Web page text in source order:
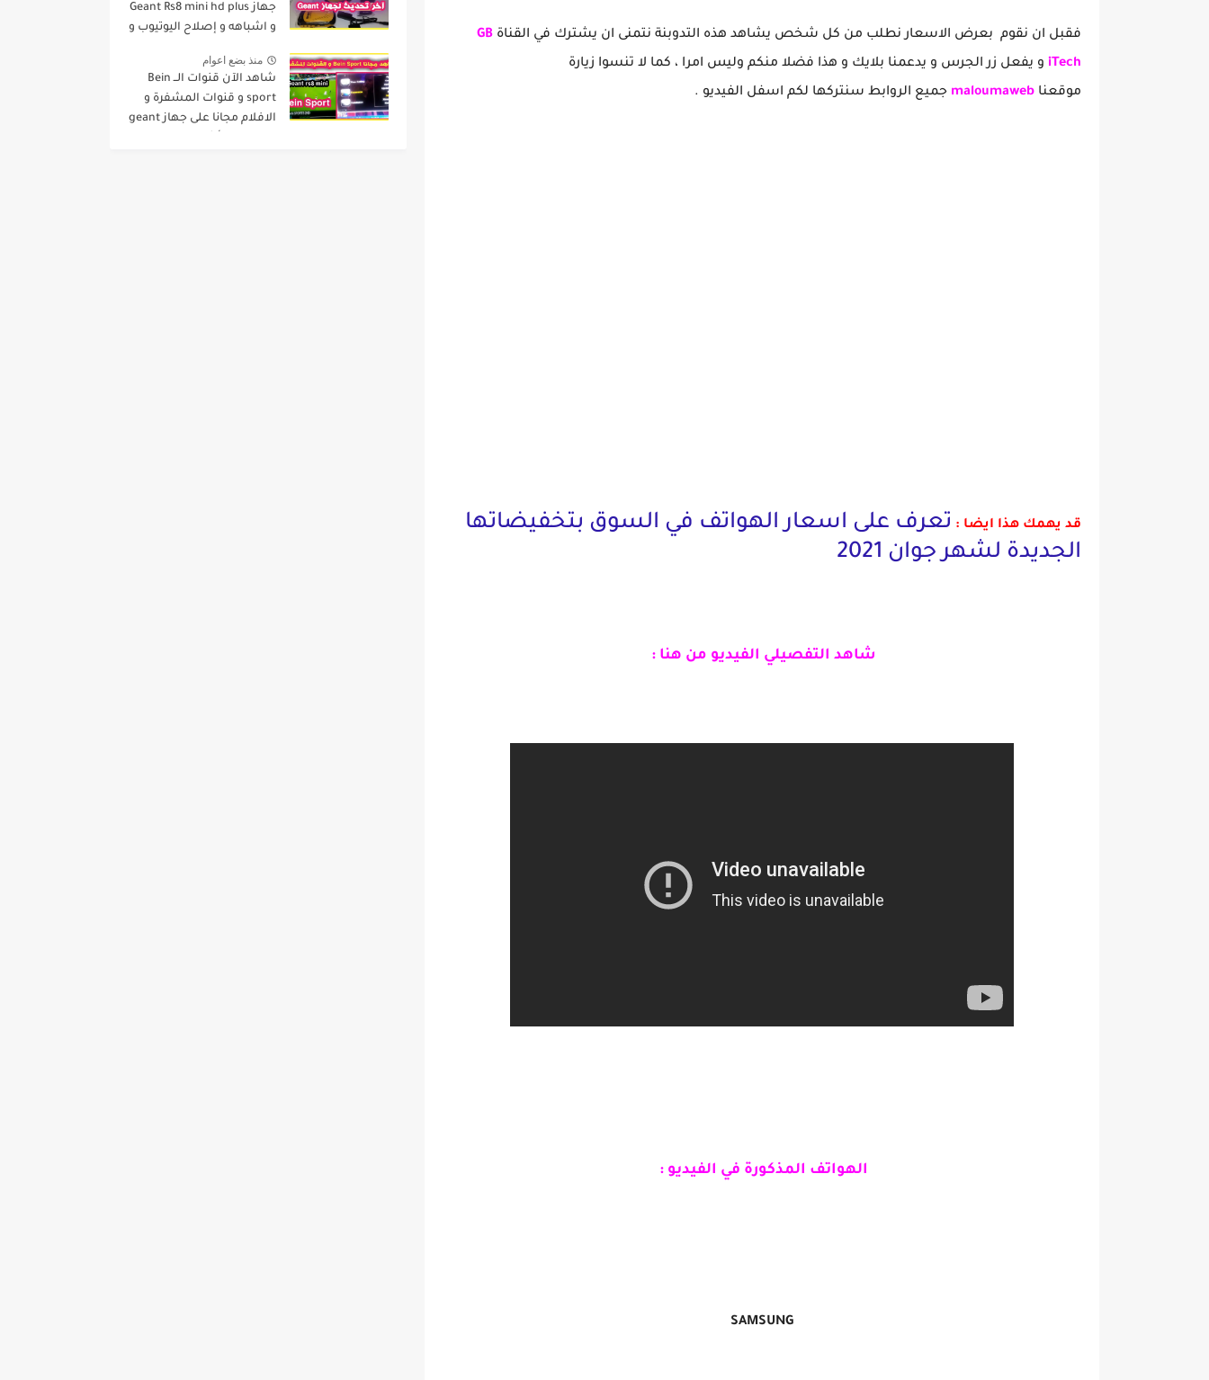
فقبل ان نقوم بعرض الاسعار نطلب من كل شخص يشاهد هذه التدوبنة نتمنى ان يشترك في القناة GB
iTech و يفعل زر الجرس و يدعمنا بلايك و هذا فضلا منكم وليس امرا ، كما لا تنسوا زيارة
موقعنا maloumaweb جميع الروابط سنتركها لكم اسفل الفيديو .
قد يهمك هذا ايضا : تعرف على اسعار الهواتف في السوق بتخفيضاتها
الجديدة لشهر جوان 2021
شاهد التفصيلي الفيديو من هنا :
الهواتف المذكورة في الفيديو :
SAMSUNG
جهاز Geant Rs8 mini hd plus
و اشباهه و إصلاح اليوتيوب و
Jour GN
منذ بضع اعوام
شاهد الآن قنوات الــ Bein
sport و قنوات المشفرة و
الافلام مجانا على جهاز geant